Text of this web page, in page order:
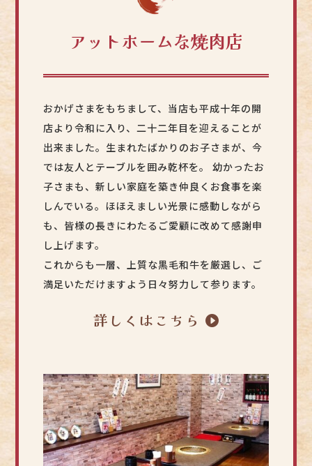
アットホームな焼肉店
おかげさまをもちまして、当店も平成十年の開
店より令和に入り、二十二年目を迎えることが
出来ました。生まれたばかりのお子さまが、今
では友人とテーブルを囲み乾杯を。 幼かったお
子さまも、新しい家庭を築き仲良くお食事を楽
しんでいる。ほほえましい光景に感動しながら
も、皆様の長きにわたるご愛顧に改めて感謝申
し上げます。
これからも一層、上質な黒毛和牛を厳選し、ご
満足いただけますよう日々努力して参ります。
詳しくはこちら